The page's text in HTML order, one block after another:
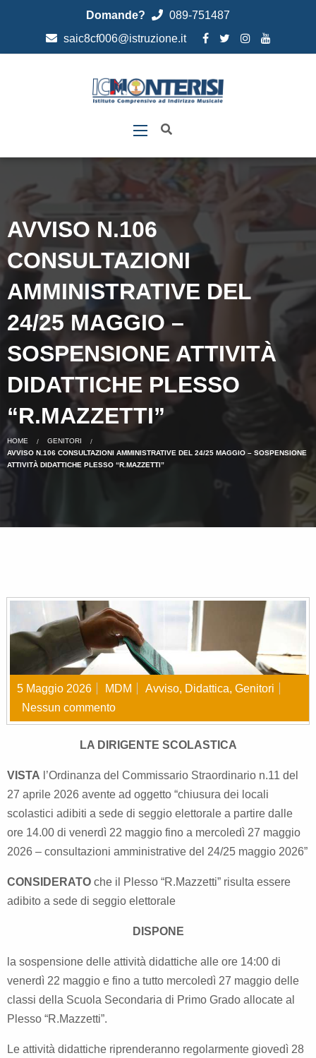
Domande?
089-751487
saic8cf006@istruzione.it
AVVISO N.106
CONSULTAZIONI
AMMINISTRATIVE DEL
24/25 MAGGIO –
SOSPENSIONE ATTIVITÀ
DIDATTICHE PLESSO
“R.MAZZETTI”
HOME
GENITORI
AVVISO N.106 CONSULTAZIONI AMMINISTRATIVE DEL 24/25 MAGGIO – SOSPENSIONE
ATTIVITÀ DIDATTICHE PLESSO “R.MAZZETTI”
5 Maggio 2026 MDM Avviso, Didattica, Genitori
Nessun commento
LA DIRIGENTE SCOLASTICA
VISTA l’Ordinanza del Commissario Straordinario n.11 del
27 aprile 2026 avente ad oggetto “chiusura dei locali
scolastici adibiti a sede di seggio elettorale a partire dalle
ore 14.00 di venerdì 22 maggio fino a mercoledì 27 maggio
2026 – consultazioni amministrative del 24/25 maggio 2026”
CONSIDERATO che il Plesso “R.Mazzetti” risulta essere
adibito a sede di seggio elettorale
DISPONE
la sospensione delle attività didattiche alle ore 14:00 di
venerdì 22 maggio e fino a tutto mercoledì 27 maggio delle
classi della Scuola Secondaria di Primo Grado allocate al
Plesso “R.Mazzetti”.
Le attività didattiche riprenderanno regolarmente giovedì 28